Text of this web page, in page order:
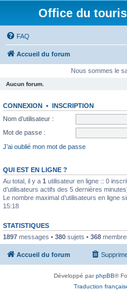
Office du
FAQ
Accueil du forum
Nous sommes le
Aucun forum.
CONNEXION • INSCRIPTION
Nom d’utilisateur :
Mot de passe :
J’ai oublié mon mot de passe
QUI EST EN LIGNE ?
Au total, il y a 1 utilisateur en ligne :: 0
d’utilisateurs actifs des 5 dernières
Le nombre maximal d’utilisateurs en ligne
15:18
STATISTIQUES
1897 messages • 380 sujets • 368
Accueil du forum
Développé parphpBB®
Traduction